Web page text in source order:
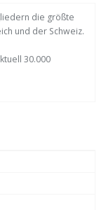
die größte
und der Schweiz.
30.000